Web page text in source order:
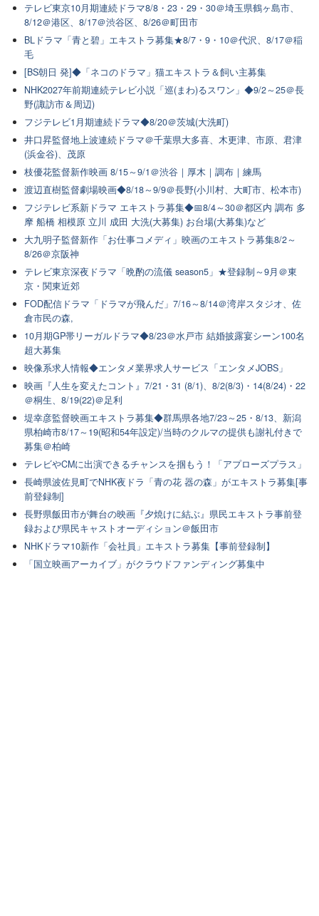
テレビ東京10月期連続ドラマ8/8・23・29・30＠埼玉県鶴ヶ島市、
8/12＠港区、8/17＠渋谷区、8/26＠町田市
BLドラマ「青と碧」エキストラ募集★8/7・9・10＠代沢、8/17＠稲
毛
[BS朝日 発]◆「ネコのドラマ」猫エキストラ＆飼い主募集
NHK2027年前期連続テレビ小説「巡(まわ)るスワン」◆9/2～25＠長
野(諏訪市＆周辺)
フジテレビ1月期連続ドラマ◆8/20＠茨城(大洗町)
井口昇監督地上波連続ドラマ＠千葉県大多喜、木更津、市原、君津
(浜金谷)、茂原
枝優花監督新作映画 8/15～9/1＠渋谷｜厚木｜調布｜練馬
渡辺直樹監督劇場映画◆8/18～9/9＠長野(小川村、大町市、松本市)
フジテレビ系新ドラマ エキストラ募集◆📅8/4～30＠都区内 調布 多
摩 船橋 相模原 立川 成田 大洗(大募集) お台場(大募集)など
大九明子監督新作「お仕事コメディ」映画のエキストラ募集8/2～
8/26＠京阪神
テレビ東京深夜ドラマ「晩酌の流儀 season5」★登録制～9月＠東
京・関東近郊
FOD配信ドラマ「ドラマが飛んだ」7/16～8/14＠湾岸スタジオ、佐
倉市民の森,
10月期GP帯リーガルドラマ◆8/23＠水戸市 結婚披露宴シーン100名
超大募集
映像系求人情報◆エンタメ業界求人サービス「エンタメJOBS」
映画『人生を変えたコント』7/21・31 (8/1)、8/2(8/3)・14(8/24)・22
＠桐生、8/19(22)＠足利
堤幸彦監督映画エキストラ募集◆群馬県各地7/23～25・8/13、新潟
県柏崎市8/17～19(昭和54年設定)/当時のクルマの提供も謝礼付きで
募集＠柏崎
テレビやCMに出演できるチャンスを掴もう！「アプローズプラス」
長崎県波佐見町でNHK夜ドラ「青の花 器の森」がエキストラ募集[事
前登録制]
長野県飯田市が舞台の映画『夕焼けに結ぶ』県民エキストラ事前登
録および県民キャストオーディション＠飯田市
NHKドラマ10新作「会社員」エキストラ募集【事前登録制】
「国立映画アーカイブ」がクラウドファンディング募集中